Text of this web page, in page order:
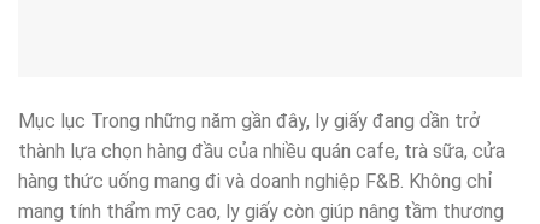
Mục lục Trong những năm gần đây, ly giấy đang dần trở
thành lựa chọn hàng đầu của nhiều quán cafe, trà sữa, cửa
hàng thức uống mang đi và doanh nghiệp F&B. Không chỉ
mang tính thẩm mỹ cao, ly giấy còn giúp nâng tầm thương